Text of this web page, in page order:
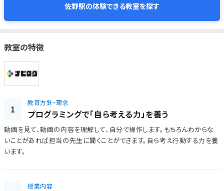
佐野駅の体験できる教室を探す
教室の特徴
1
教育方針・理念
プログラミングで「自ら考える力」を養う
動画を見て、動画の内容を理解して、自分で操作します。もちろんわからな
いことがあれば担当の先生に聞くことができます。自ら考え行動する力を養
います。
授業内容